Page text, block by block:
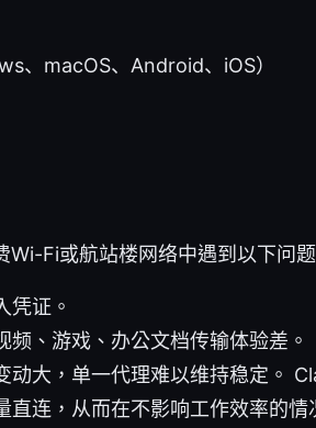
、macOS、Android、iOS）
Fi或航站楼网络中遇到以下问题
凭证。
、游戏、办公文档传输体验差。
大，单一代理难以维持稳定。
连，从而在不影响工作效率的情